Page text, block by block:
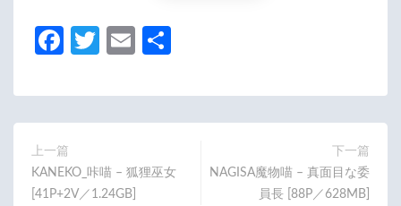
Fa
b
o
o
k
T
itt
er
E
ail
上一篇
KANEKO_咔喵 – 狐狸巫女
[41P+2V／1.24GB]
下一篇
NAGISA魔物喵 – 真面目な委
員長 [88P／628MB]